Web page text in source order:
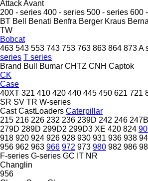
AttackAvant
200 - series 400 - series 500 - series 600
BT Bell Benati Benfra Berger Kraus
TW
Bobcat
463 543 553 743 753 763 863 864 873A
series T series
Brand Bull Bumar CHTZ CNH Captok
CK
Case
40XT 321 410 420 440 445 450 621 721
SR SV TR W-series
Cast CastLoaders Caterpillar
215 216 226 232 236 239D 242 246 247B
279D 289D 299D2 299D3 XE 420 824
918 920 924 926 928 930 931 936 938
956 962 963 966 972 973 980 982 986
F-series G-series GC IT NR
Changlin
956